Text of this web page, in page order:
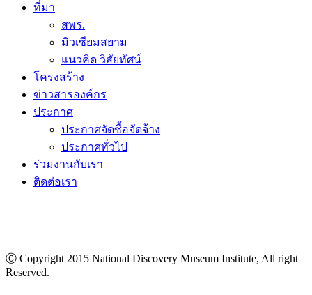
ที่มา
สพร.
มิวเซียมสยาม
แนวคิด วิสัยทัศน์
โครงสร้าง
ข่าวสารองค์กร
ประกาศ
ประกาศจัดซื้อจัดจ้าง
ประกาศทั่วไป
ร่วมงานกับเรา
ติดต่อเรา
Ⓒ Copyright 2015 National Discovery Museum Institute, All right
Reserved.